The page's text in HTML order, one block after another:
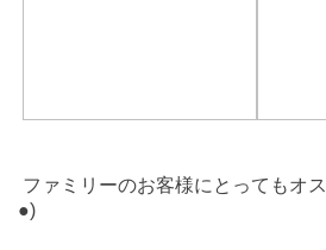
ファミリーのお客様にとってもオ
●)ゞ